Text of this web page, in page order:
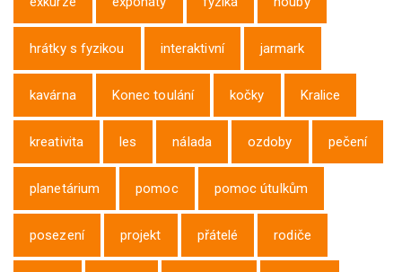
hrátky s fyzikou interaktivní jarmark
kavárna Konec toulání kočky Kralice
kreativita les nálada ozdoby pečení
planetárium pomoc pomoc útulkům
posezení projekt přátelé rodiče